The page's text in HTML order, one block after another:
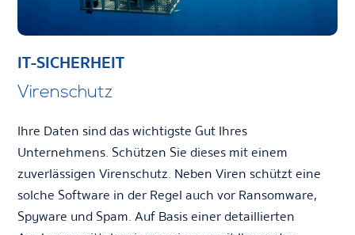
IT-SICHERHEIT
Virenschutz
Ihre Daten sind das wichtigste Gut Ihres
Unternehmens. Schützen Sie dieses mit einem
zuverlässigen Virenschutz. Neben Viren schützt eine
solche Software in der Regel auch vor Ransomware,
Spyware und Spam. Auf Basis einer detaillierten